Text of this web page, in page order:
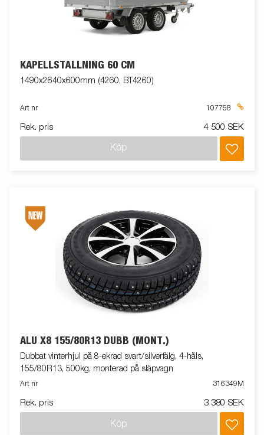
KAPELLSTÄLLNING 60 CM
1490x2640x600mm (4260, BT4260)
Art nr 107758
Rek. pris 4 500 SEK
Köp
ALU X8 155/80R13 DUBB (MONT.)
Dubbat vinterhjul på 8-ekrad svart/silverfälg, 4-håls,
155/80R13, 500kg, monterad på släpvagn
Art nr 316349M
Rek. pris 3 380 SEK
Köp